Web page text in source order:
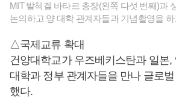
MIT 발첵겔 바타르 총장(왼쪽 다섯 번째)과
논의하고 양 대학 관계자들과 기념촬영을
△국제교류 확대
건양대학교가 우즈베키스탄과 일본,
대학과 정부 관계자들을 만나 글로
했다.